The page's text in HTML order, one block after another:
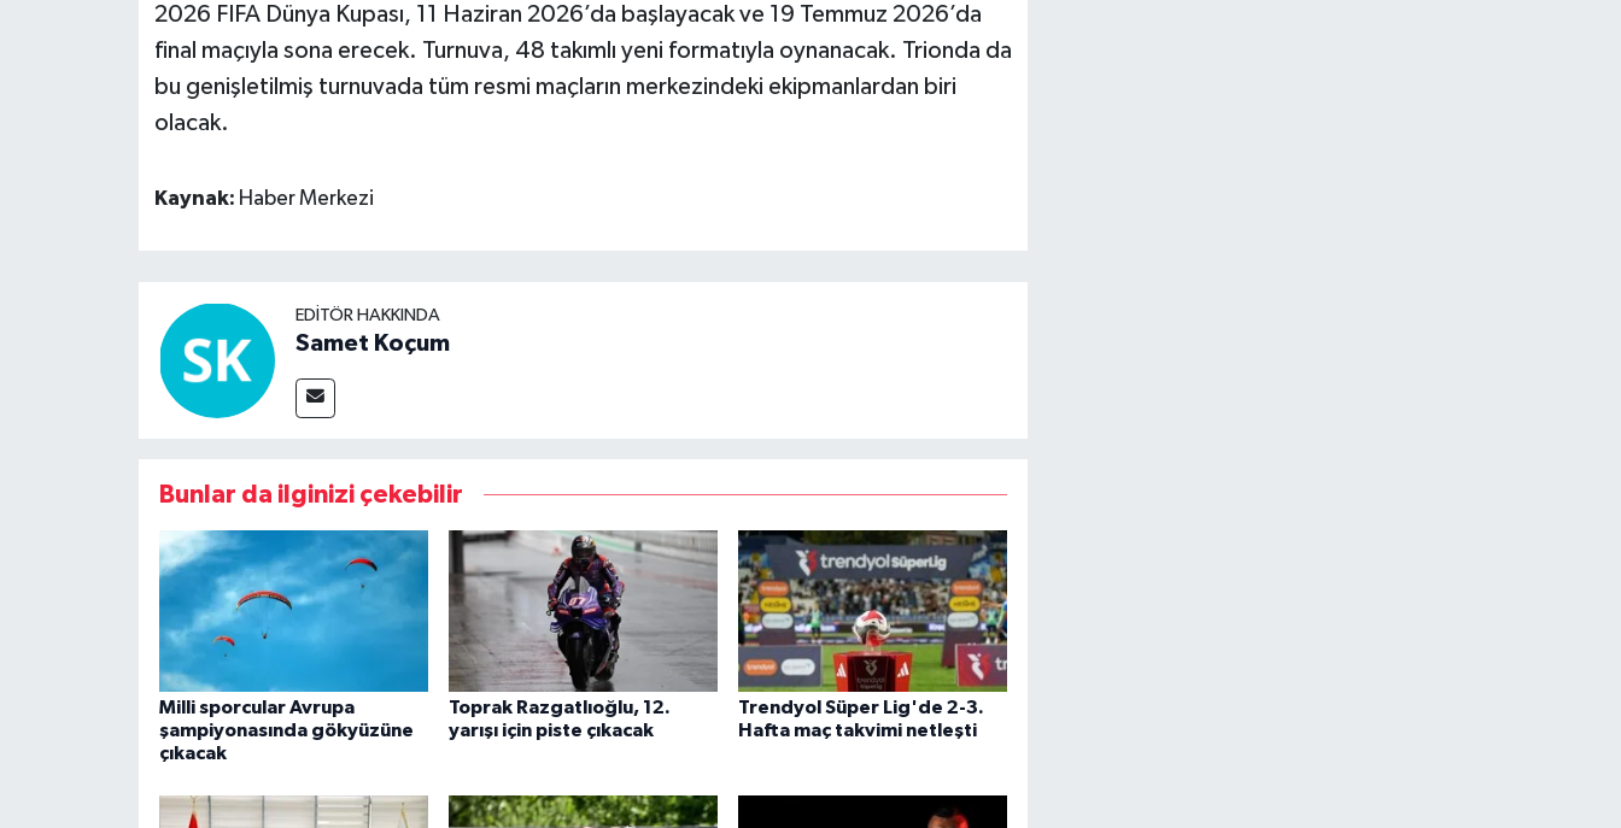
2026 FIFA Dünya Kupası, 11 Haziran 2026’da başlayacak ve 19 Temmuz 2026’da
final maçıyla sona erecek. Turnuva, 48 takımlı yeni formatıyla oynanacak. Trionda da
bu genişletilmiş turnuvada tüm resmi maçların merkezindeki ekipmanlardan biri
olacak.
Kaynak: Haber Merkezi
EDITÖR HAKKINDA
Samet Koçum
Bunlar da ilginizi çekebilir
Milli sporcular Avrupa
şampiyonasında gökyüzüne
çıkacak
Toprak Razgatlıoğlu, 12.
yarışı için piste çıkacak
Trendyol Süper Lig'de 2-3.
Hafta maç takvimi netleşti